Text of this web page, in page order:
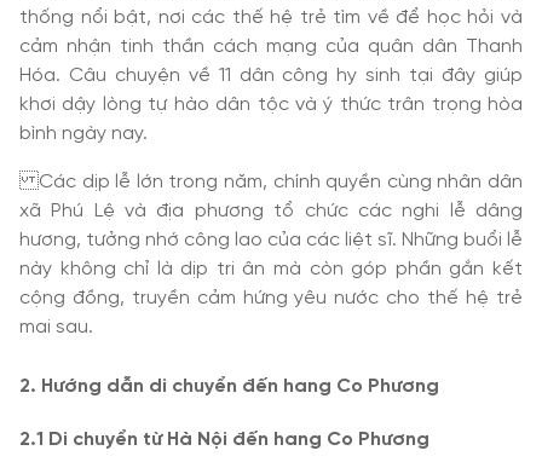
thống nổi bật, nơi các thế hệ trẻ tìm về để học hỏi và
cảm nhận tinh thần cách mạng của quân dân Thanh
Hóa. Câu chuyện về 11 dân công hy sinh tại đây giúp
khơi dậy lòng tự hào dân tộc và ý thức trân trọng hòa
bình ngày nay.
Các dịp lễ lớn trong năm, chính quyền cùng nhân dân
xã Phú Lệ và địa phương tổ chức các nghi lễ dâng
hương, tưởng nhớ công lao của các liệt sĩ. Những buổi lễ
này không chỉ là dịp tri ân mà còn góp phần gắn kết
cộng đồng, truyền cảm hứng yêu nước cho thế hệ trẻ
mai sau.
2. Hướng dẫn di chuyển đến hang Co Phương
2.1 Di chuyển từ Hà Nội đến hang Co Phương